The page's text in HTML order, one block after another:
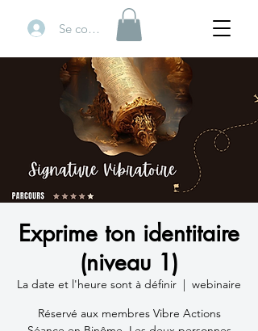
Se connecter
Exprime ton identitaire
(niveau 1)
La date et l'heure sont à définir
  |
webinaire
Réservé aux membres Vibre Actions